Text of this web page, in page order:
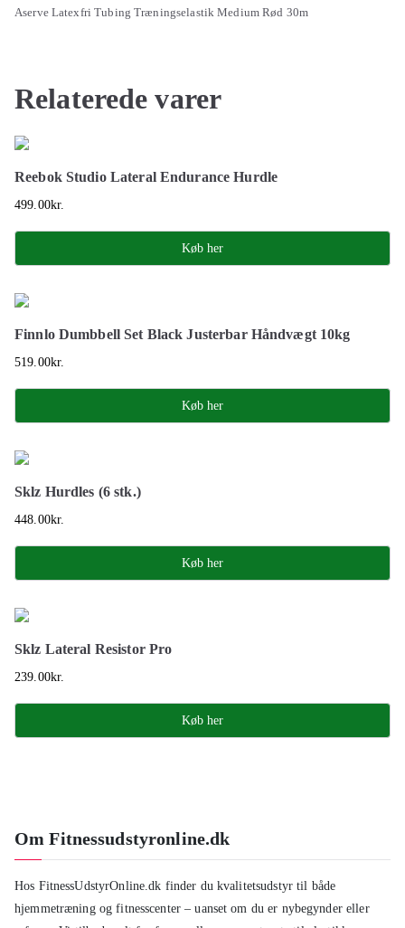
Aserve Latexfri Tubing Træningselastik Medium Rød 30m
Relaterede varer
Reebok Studio Lateral Endurance Hurdle
499.00kr.
Køb her
Finnlo Dumbbell Set Black Justerbar Håndvægt 10kg
519.00kr.
Køb her
Sklz Hurdles (6 stk.)
448.00kr.
Køb her
Sklz Lateral Resistor Pro
239.00kr.
Køb her
Om Fitnessudstyronline.dk
Hos FitnessUdstyrOnline.dk finder du kvalitetsudstyr til både
hjemmetræning og fitnesscenter – uanset om du er nybegynder eller